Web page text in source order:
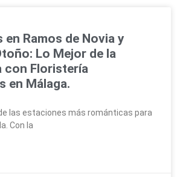
en Ramos de Novia y
Lo Mejor de la
con Floristería
en Málaga.
las estaciones más románticas para
Con la